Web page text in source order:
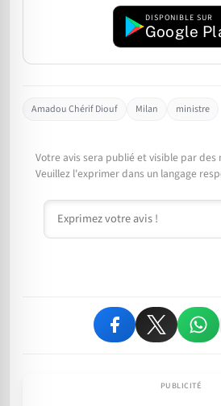
DISPONIBLE SUR
Google
Amadou Chérif Diouf Milan ministre
Votre avis sera publié et visible par des
Veuillez l'exprimer dans un langage
Commentaire